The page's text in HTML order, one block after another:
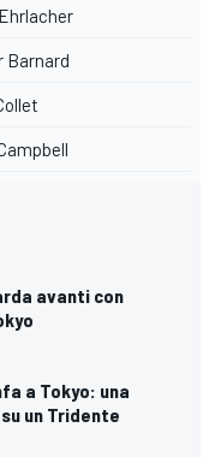
Barnard
avanti con
a Tokyo: una
un Tridente